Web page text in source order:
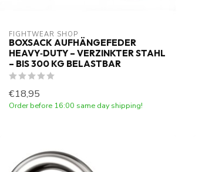
FIGHTWEAR SHOP
BOXSACK AUFHÄNGEFEDER
HEAVY‑DUTY – VERZINKTER STAHL
– BIS 300 KG BELASTBAR
€18,95
Order before 16:00 same day shipping!